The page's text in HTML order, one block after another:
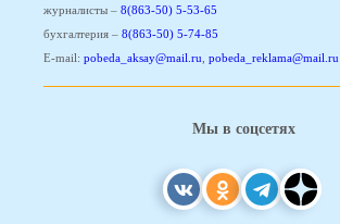
журналисты – 8(863-50) 5-53-65
бухгалтерия – 8(863-50) 5-74-85
E-mail: pobeda_aksay@mail.ru, pobeda_reklama@mail.ru
Мы в соцсетях